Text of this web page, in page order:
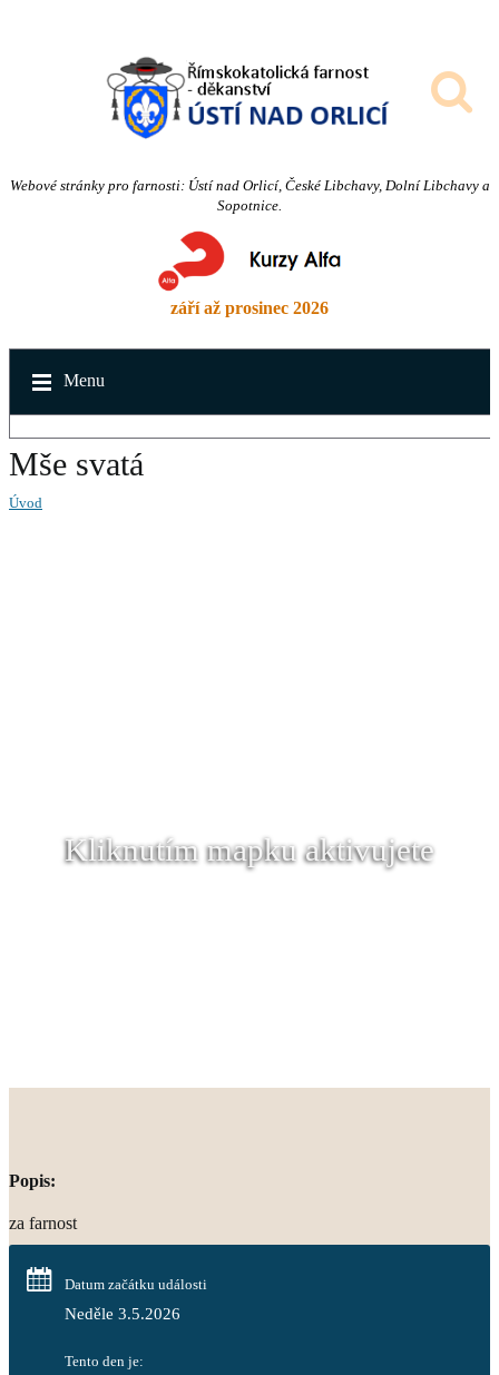
Webové stránky pro farnosti: Ústí nad Orlicí, České Libchavy, Dolní Libchavy a
Sopotnice.
září až prosinec 2026
Menu
Mše svatá
Úvod
Kliknutím mapku aktivujete
Popis:
za farnost
Datum začátku události
Neděle 3.5.2026
Tento den je: